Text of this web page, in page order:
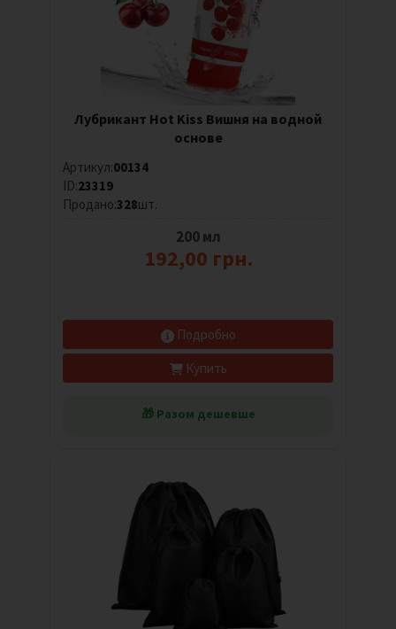
Лубрикант Hot Kiss Вишня на водной
основе
Артикул:00134
ID:23319
Продано:328шт.
200 мл
192,00 грн.
Подробно
Купить
🎁 Разом дешевше